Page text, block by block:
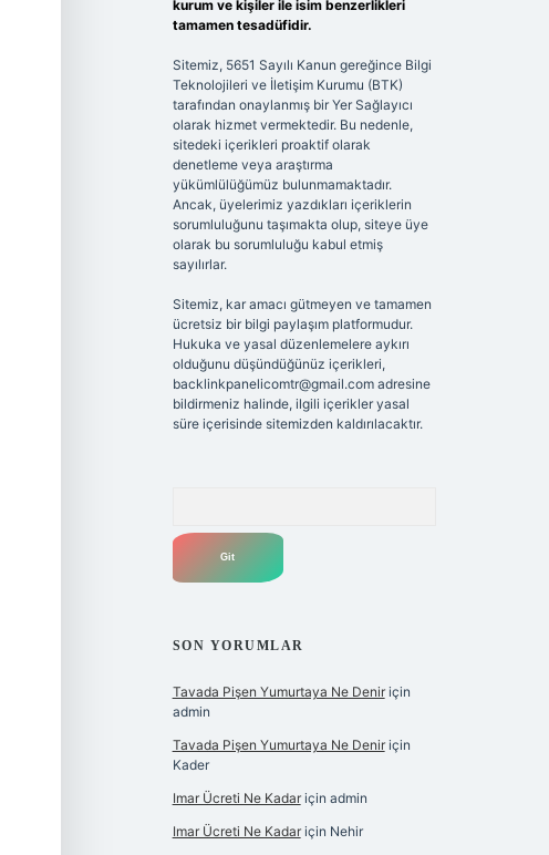
kurum ve kişiler ile isim benzerlikleri
tamamen tesadüfidir.
Sitemiz, 5651 Sayılı Kanun gereğince Bilgi
Teknolojileri ve İletişim Kurumu (BTK)
tarafından onaylanmış bir Yer Sağlayıcı
olarak hizmet vermektedir. Bu nedenle,
sitedeki içerikleri proaktif olarak
denetleme veya araştırma
yükümlülüğümüz bulunmamaktadır.
Ancak, üyelerimiz yazdıkları içeriklerin
sorumluluğunu taşımakta olup, siteye üye
olarak bu sorumluluğu kabul etmiş
sayılırlar.
Sitemiz, kar amacı gütmeyen ve tamamen
ücretsiz bir bilgi paylaşım platformudur.
Hukuka ve yasal düzenlemelere aykırı
olduğunu düşündüğünüz içerikleri,
backlinkpanelicomtr@gmail.comadresine
bildirmeniz halinde, ilgili içerikler yasal
süre içerisinde sitemizden kaldırılacaktır.
SON YORUMLAR
Tavada Pişen Yumurtaya Ne Deniriçin
admin
Tavada Pişen Yumurtaya Ne Deniriçin
Kader
Imar Ücreti Ne Kadariçin admin
Imar Ücreti Ne Kadariçin Nehir